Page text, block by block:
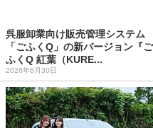
呉服卸業向け販売管理システム
「ごふくQ」の新バージョン『ご
ふくQ 紅葉（KURE...
2026年6月30日